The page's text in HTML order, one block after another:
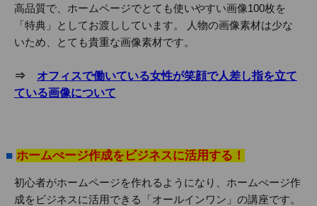
高品質で、ホームページでとても使いやすい画像100枚を
「特典」としてお渡ししています。 人物の画像素材は少な
いため、とても貴重な画像素材です。
⇒ オフィスで働いている女性が笑顔で人差し指を立て
ている画像について
■ ホームぺージ作成をビジネスに活用する！
初心者がホームページを作れるようになり、ホームぺージ作
成をビジネスに活用できる「オールインワン」の講座です。